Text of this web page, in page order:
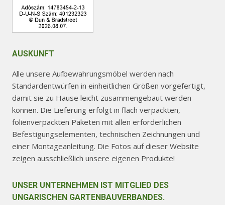
AUSKUNFT
Alle unsere Aufbewahrungsmöbel werden nach
Standardentwürfen in einheitlichen Größen vorgefertigt,
damit sie zu Hause leicht zusammengebaut werden
können. Die Lieferung erfolgt in flach verpackten,
folienverpackten Paketen mit allen erforderlichen
Befestigungselementen, technischen Zeichnungen und
einer Montageanleitung. Die Fotos auf dieser Website
zeigen ausschließlich unsere eigenen Produkte!
UNSER UNTERNEHMEN IST MITGLIED DES
UNGARISCHEN GARTENBAUVERBANDES.